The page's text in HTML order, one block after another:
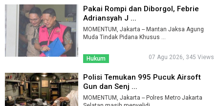
Pakai Rompi dan Diborgol, Febrie
Adriansyah J ...
MOMENTUM, Jakarta -- Mantan Jaksa Agung
Muda Tindak Pidana Khusus ...
Hukum 07 Agu 2026, 345 Views
Polisi Temukan 995 Pucuk Airsoft
Gun dan Senj ...
MOMENTUM, Jakarta -- Polres Metro Jakarta